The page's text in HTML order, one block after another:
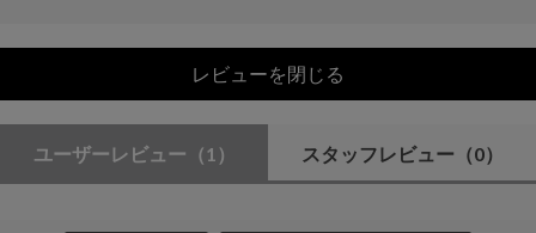
レビューを閉じる
ユーザーレビュー （1） スタッフレビュー （0）